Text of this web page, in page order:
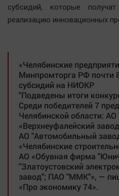
Челябинск космический
Другие рубрики
Online-консультация
Актуальная тема
Афиша
Блогеркуль
Быстрый медиазавод
Вирус чтения
Вкусное
Гороскоп
субсидий, которые
реализацию инновационных
«Челябинские
Минпромторга РФ почти
субсидий на НИОКР
"Подведены итоги
Среди победителей 7
Челябинской области:
«Верхнеуфалейский
АО "Автомобильный
«Челябинские
АО «Обувная фирма
"Златоустовский
завод"; ПАО "ММК"», —
«Про экономику 74».